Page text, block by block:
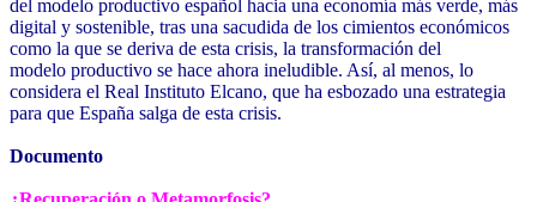
del modelo productivo español hacia una economía más verde, más
digital y sostenible, tras una sacudida de los cimientos económicos
como la que se deriva de esta crisis, la transformación del
modelo productivo se hace ahora ineludible. Así, al menos, lo
considera el Real Instituto Elcano, que ha esbozado una estrategia
para que España salga de esta crisis.
Documento